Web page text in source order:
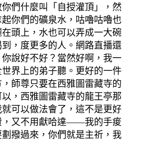
們什麼叫「自授灌頂」，然
你們的礦泉水，咕嚕咕嚕也
頭上，水也可以弄成一大碗
，度更多的人。網路直播還
說好不好？當然好啊，我一
界上的弟子聽。更好的一件
師尊只要在西雅圖雷藏寺的
，西雅圖雷藏寺的龍王亭那
可以做法會了，這不是更好
，又不用獻哈達——我的手痠
撥過來，你們就是主祈，我